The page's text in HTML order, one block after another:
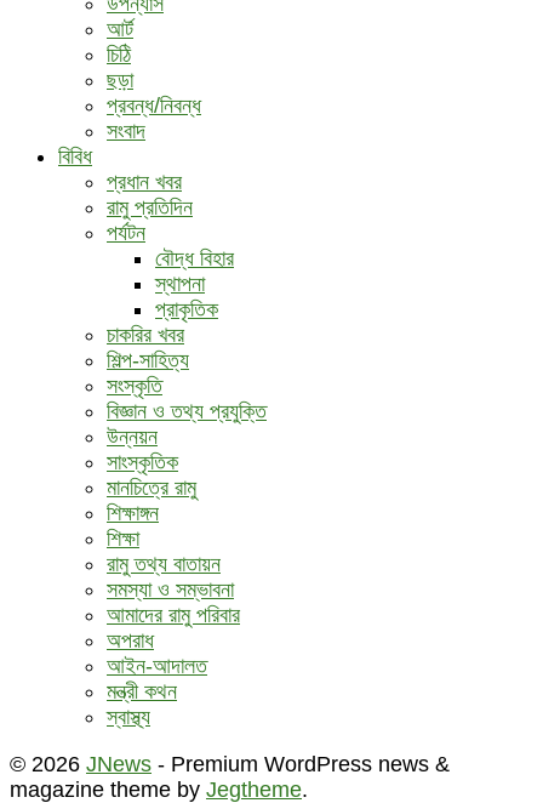
আর্ট
চিঠি
ছড়া
প্রবন্ধ/নিবন্ধ
সংবাদ
বিবিধ
প্রধান খবর
রামু প্রতিদিন
পর্যটন
বৌদ্ধ ‍বিহার
স্থাপনা
প্রাকৃতিক
চাকরির খবর
শিল্প-সাহিত্য
সংস্কৃতি
বিজ্ঞান ও তথ্য প্রযুক্তি
উন্নয়ন
সাংস্কৃতিক
মানচিত্রে রামু
শিক্ষাঙ্গন
শিক্ষা
রামু তথ্য বাতায়ন
সমস্যা ও সম্ভাবনা
আমাদের রামু পরিবার
অপরাধ
আইন-আদালত
মন্ত্রী কথন
স্বাস্থ্য
© 2026 JNews - Premium WordPress news &
magazine theme by Jegtheme.